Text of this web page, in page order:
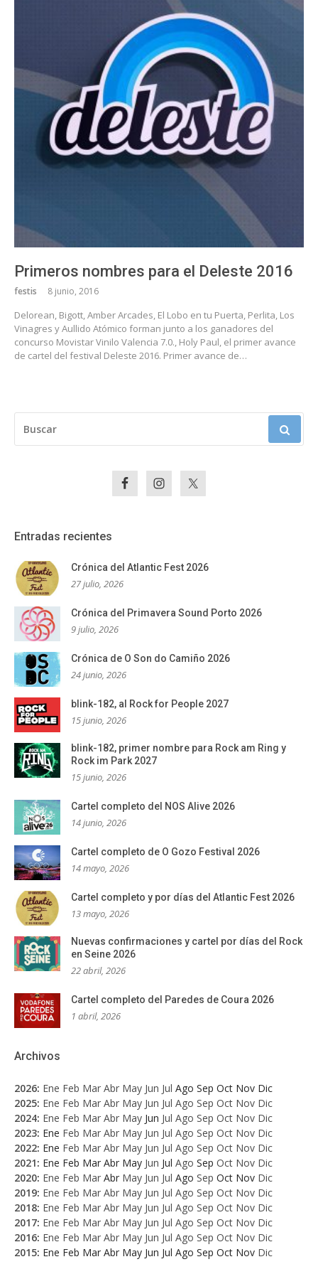
Primeros nombres para el Deleste 2016
festis 8 junio, 2016
Delorean, Bigott, Amber Arcades, El Lobo en tu Puerta, Perlita, Los
Vinagres y Aullido Atómico forman junto a los ganadores del
concurso Movistar Vinilo Valencia 7.0., Holy Paul, el primer avance
de cartel del festival Deleste 2016. Primer avance de…
Entradas recientes
Crónica del Atlantic Fest 2026
27 julio, 2026
Crónica del Primavera Sound Porto 2026
9 julio, 2026
Crónica de O Son do Camiño 2026
24 junio, 2026
blink-182, al Rock for People 2027
15 junio, 2026
blink-182, primer nombre para Rock am Ring y
Rock im Park 2027
15 junio, 2026
Cartel completo del NOS Alive 2026
14 junio, 2026
Cartel completo de O Gozo Festival 2026
14 mayo, 2026
Cartel completo y por días del Atlantic Fest 2026
13 mayo, 2026
Nuevas confirmaciones y cartel por días del Rock
en Seine 2026
22 abril, 2026
Cartel completo del Paredes de Coura 2026
1 abril, 2026
Archivos
2026: Ene Feb Mar Abr May Jun Jul Ago Sep Oct Nov Dic
2025: Ene Feb Mar Abr May Jun Jul Ago Sep Oct Nov Dic
2024: Ene Feb Mar Abr May Jun Jul Ago Sep Oct Nov Dic
2023: Ene Feb Mar Abr May Jun Jul Ago Sep Oct Nov Dic
2022: Ene Feb Mar Abr May Jun Jul Ago Sep Oct Nov Dic
2021: Ene Feb Mar Abr May Jun Jul Ago Sep Oct Nov Dic
2020: Ene Feb Mar Abr May Jun Jul Ago Sep Oct Nov Dic
2019: Ene Feb Mar Abr May Jun Jul Ago Sep Oct Nov Dic
2018: Ene Feb Mar Abr May Jun Jul Ago Sep Oct Nov Dic
2017: Ene Feb Mar Abr May Jun Jul Ago Sep Oct Nov Dic
2016: Ene Feb Mar Abr May Jun Jul Ago Sep Oct Nov Dic
2015: Ene Feb Mar Abr May Jun Jul Ago Sep Oct Nov Dic